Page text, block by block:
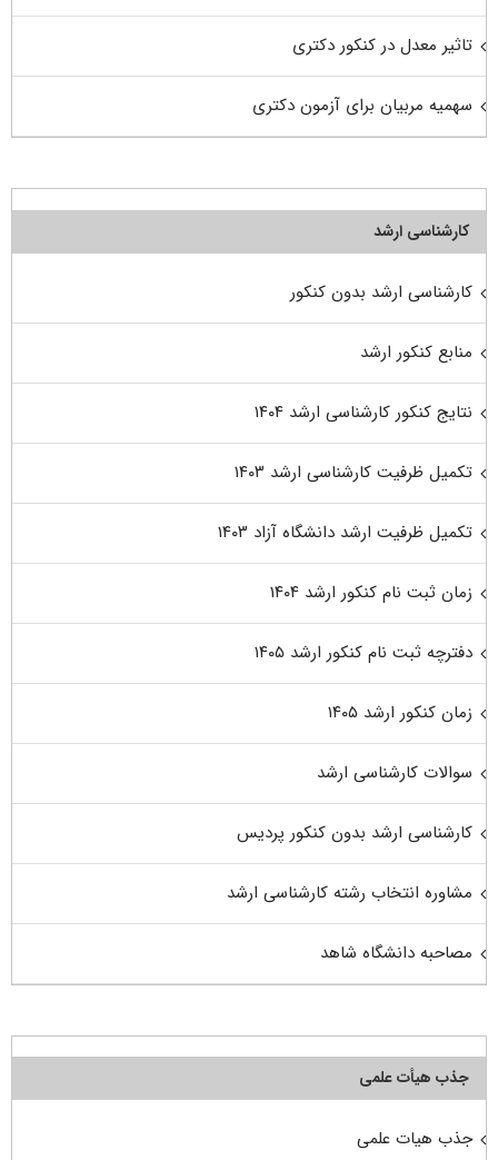
تاثیر معدل در کنکور دکتری
سهمیه مربیان برای آزمون دکتری
کارشناسی ارشد
کارشناسی ارشد بدون کنکور
منابع کنکور ارشد
نتایج کنکور کارشناسی ارشد ۱۴۰۴
تکمیل ظرفیت کارشناسی ارشد ۱۴۰۳
تکمیل ظرفیت ارشد دانشگاه آزاد ۱۴۰۳
زمان ثبت نام کنکور ارشد ۱۴۰۴
دفترچه ثبت نام کنکور ارشد ۱۴۰۵
زمان کنکور ارشد ۱۴۰۵
سوالات کارشناسی ارشد
کارشناسی ارشد بدون کنکور پردیس
مشاوره انتخاب رشته کارشناسی ارشد
مصاحبه دانشگاه شاهد
جذب هیأت علمی
جذب هیات علمی